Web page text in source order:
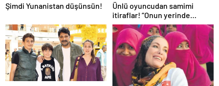
Şimdi Yunanistan düşünsün!
Ünlü oyuncudan samimi
itiraflar! “Onun yerinde
olsaydım diye çok düşündüm”